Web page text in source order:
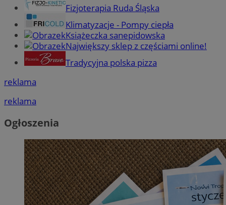
Fizjoterapia Ruda Śląska
Klimatyzacje - Pompy ciepła
Książeczka sanepidowska
Największy sklep z częściami online!
Tradycyjna polska pizza
reklama
reklama
Ogłoszenia